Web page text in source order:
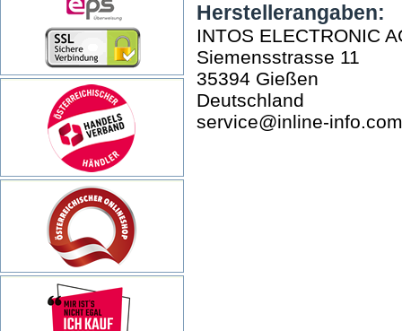
Herstellerangaben:
INTOS ELECTRONIC
Siemensstrasse 11
35394 Gießen
Deutschland
service@inline-info.com